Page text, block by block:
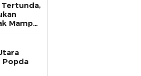
Tertunda,
Mampu
Popda